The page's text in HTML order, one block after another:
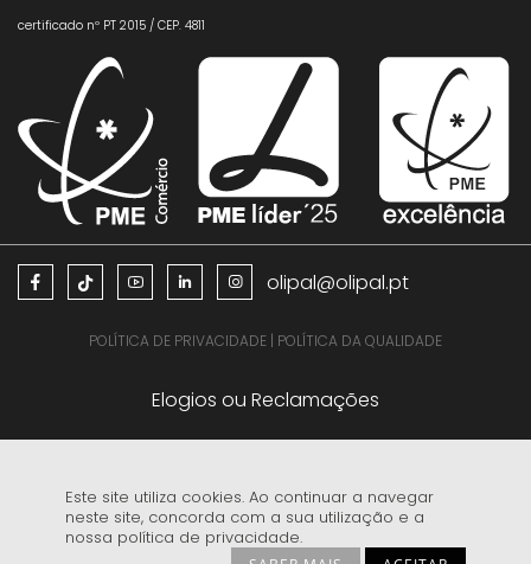
Este site utiliza cookies. Ao continuar a navegar
neste site, concorda com a sua utilização e a
nossa política de privacidade.
certificado nº PT 2015 / CEP. 4811
olipal@olipal.pt
POLÍTICA DE PRIVACIDADE | POLÍTICA DA QUALIDADE
Elogios ou Reclamações
EDITAL PROTEÇÃO DE DADOS COPYRIGHT E MARCA REGISTADA